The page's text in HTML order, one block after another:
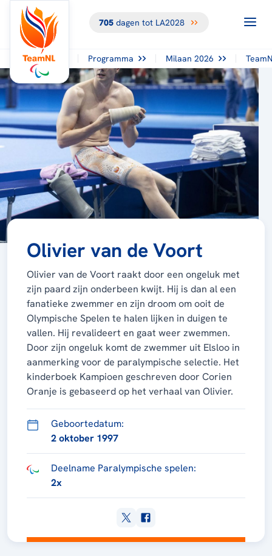
705dagen tot LA2028
Programma Milaan 2026
Olivier van de Voort
Olivier van de Voort raakt door een ongeluk met
zijn paard zijn onderbeen kwijt. Hij is dan al een
fanatieke zwemmer en zijn droom om ooit de
Olympische Spelen te halen lijken in duigen te
vallen. Hij revalideert en gaat weer zwemmen.
Door zijn ongeluk komt de zwemmer uit Elsloo in
aanmerking voor de paralympische selectie. Het
kinderboek Kampioen geschreven door Corien
Oranje is gebaseerd op het verhaal van Olivier.
Geboortedatum:
2 oktober 1997
Deelname Paralympische spelen:
2x